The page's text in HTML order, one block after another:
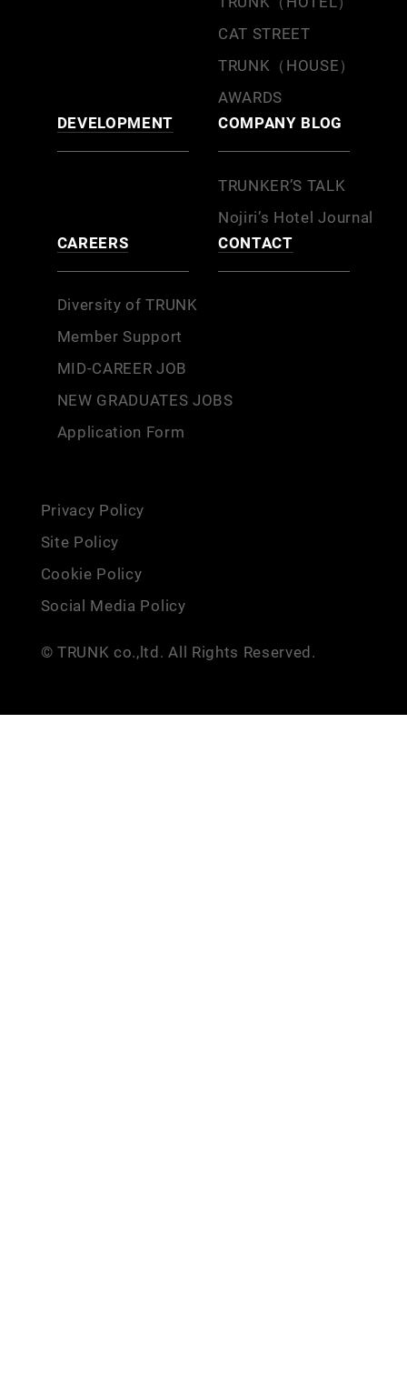
CAT STREET
TRUNK（HOUSE）
AWARDS
DEVELOPMENT
COMPANY BLOG
TRUNKER’S TALK
Nojiri’s Hotel Journal
CAREERS
Diversity of TRUNK
Member Support
MID-CAREER JOB
NEW GRADUATES JOBS
Application Form
CONTACT
Privacy Policy
Site Policy
Cookie Policy
Social Media Policy
© TRUNK co.,ltd. All Rights Reserved.